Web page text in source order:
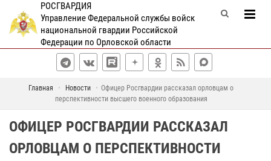
РОСГВАРДИЯ
Управление Федеральной службы войск
национальной гвардии Российской
Федерации по Орловской области
Главная Новости
Офицер Росгвардии рассказал орловцам о
перспективности высшего военного образования
ОФИЦЕР РОСГВАРДИИ РАССКАЗАЛ
ОРЛОВЦАМ О ПЕРСПЕКТИВНОСТИ